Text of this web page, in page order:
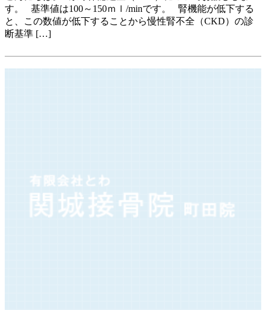
す。 基準値は100～150ｍｌ/minです。 腎機能が低下する
と、この数値が低下することから慢性腎不全（CKD）の診
断基準 […]